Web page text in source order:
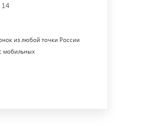
из любой точки России
мобильных